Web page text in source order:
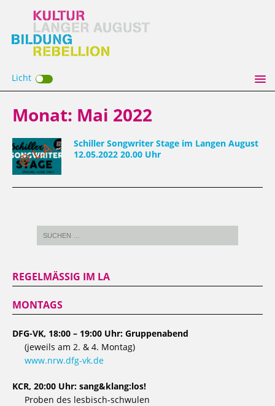
Licht
Monat: Mai 2022
Schiller Songwriter Stage im Langen August
12.05.2022 20.00 Uhr
REGELMÄSSIG IM LA
MONTAGS
DFG-VK, 18:00 – 19:00 Uhr: Gruppenabend
(jeweils am 2. & 4. Montag)
www.nrw.dfg-vk.de
KCR, 20:00 Uhr: sang&klang:los!
Proben des lesbisch-schwulen